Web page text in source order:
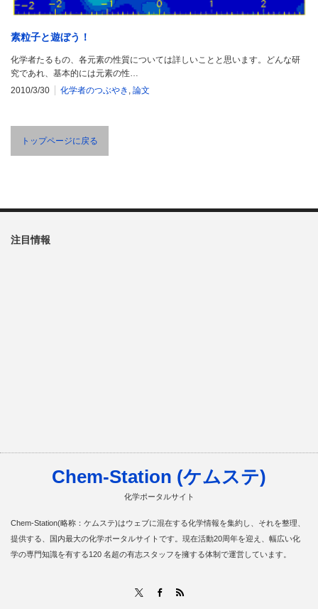
素粒子と遊ぼう！
化学者たるもの、各元素の性質については詳しいことと思います。どんな研
究であれ、基本的には元素の性…
2010/3/30
化学者のつぶやき , 論文
トップページに戻る
注目情報
Chem-Station (ケムステ)
化学ポータルサイト
Chem-Station(略称：ケムステ)はウェブに混在する化学情報を集約し、それを整理、
提供する、国内最大の化学ポータルサイトです。現在活動20周年を迎え、幅広い化
学の専門知識を有する120 名超の有志スタッフを擁する体制で運営しています。
Facebook